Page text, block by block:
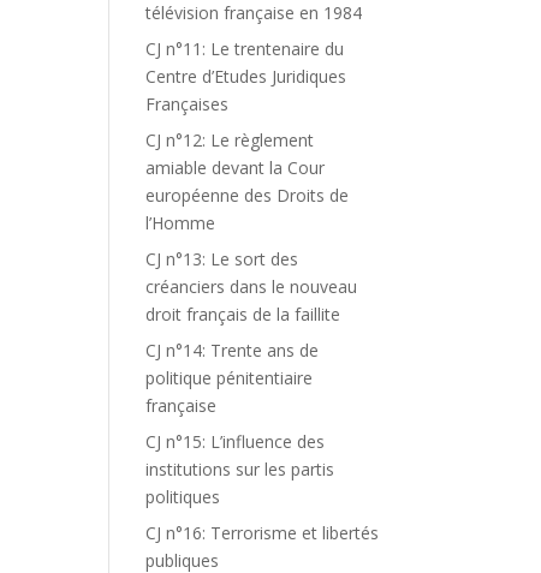
télévision française en 1984
CJ n°11: Le trentenaire du
Centre d’Etudes Juridiques
Françaises
CJ n°12: Le règlement
amiable devant la Cour
européenne des Droits de
l’Homme
CJ n°13: Le sort des
créanciers dans le nouveau
droit français de la faillite
CJ n°14: Trente ans de
politique pénitentiaire
française
CJ n°15: L’influence des
institutions sur les partis
politiques
CJ n°16: Terrorisme et libertés
publiques